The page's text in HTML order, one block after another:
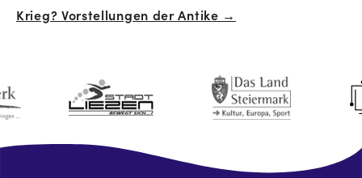
Krieg? Vorstellungen der Antike →